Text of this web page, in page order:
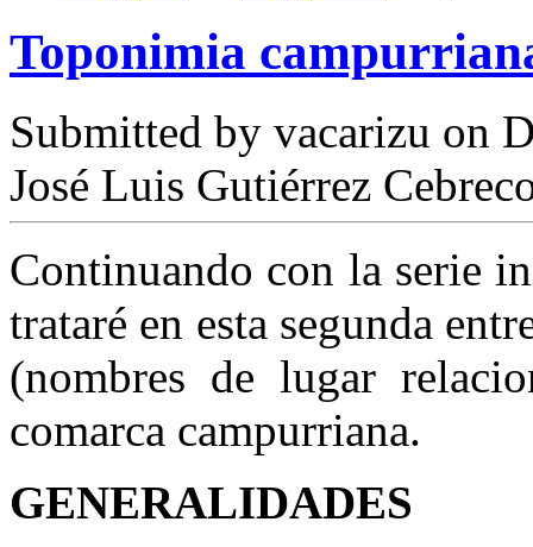
Toponimia
Submitted by vacarizu on
José Luis Gutiérrez
Continuando con la serie
trataré en esta segunda
(nombres de lugar
comarca campurriana.
GENERALIDADES